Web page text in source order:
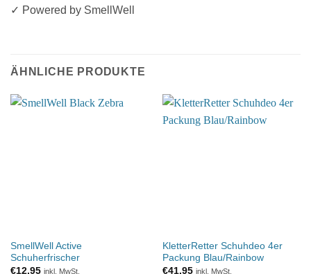
✓ Powered by SmellWell
ÄHNLICHE PRODUKTE
SmellWell Active
Schuherfrischer
€12,95 inkl. MwSt.
KletterRetter Schuhdeo 4er
Packung Blau/Rainbow
€41,95 inkl. MwSt.